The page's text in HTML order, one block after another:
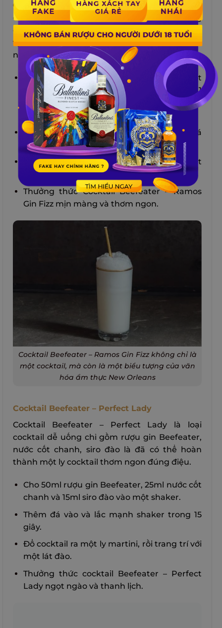
Cocktail Beefeater –Ramos Gin Fizzkhông
chỉ là một cocktail, mà còn là một biểu tượng
của văn hóa ẩm thực New Orleans. Có hương
vị của gin, vị chua của chanh và cam, vị béo
nhẹ của kem và trứng.
Cho 45ml rượu gin Beefeater, 15ml nước cốt
chanh, 15ml nước cốt cam, 30ml kem tươi, 1
quả trứng trắng và 3 giọt nước hoa nhài vào
một shaker.
Lắc mạnh shaker trong 30 giây, rồi thêm đá
vào và lắc tiếp trong 2 phút.
Đổ cocktail ra một ly cao, rồi thêm một chút
nước soda vào để tạo bọt.
Thưởng thức Cocktail Beefeater – Ramos
Gin Fizz mịn màng và thơm ngon.
Cocktail Beefeater – Ramos Gin Fizz không chỉ là
một cocktail, mà còn là một biểu tượng của văn
hóa ẩm thực New Orleans
Cocktail Beefeater – Perfect Lady
Cocktail Beefeater – Perfect Lady là loại
cocktail dễ uống chỉ gồm rượu gin Beefeater,
nước cốt chanh, siro đào là đã có thể hoàn
thành một ly cocktail thơm ngon đúng điệu.
Cho 50ml rượu gin Beefeater, 25ml nước cốt
chanh và 15ml siro đào vào một shaker.
Thêm đá vào và lắc mạnh shaker trong 15
giây.
Đổ cocktail ra một ly martini, rồi trang trí với
một lát đào.
Thưởng thức cocktail Beefeater – Perfect
Lady ngọt ngào và thanh lịch.